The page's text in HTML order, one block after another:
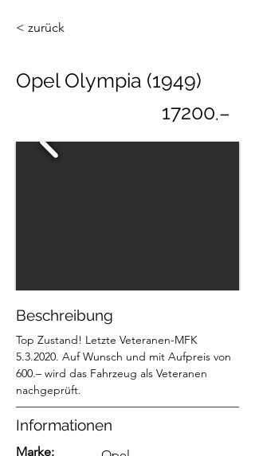
< zurück
Opel Olympia (1949)
17200.–
Beschreibung
Top Zustand! Letzte Veteranen-MFK
5.3.2020. Auf Wunsch und mit Aufpreis von
600.– wird das Fahrzeug als Veteranen
nachgeprüft.
Informationen
Marke: